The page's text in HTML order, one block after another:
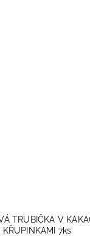
TRUBIČKA V
S JAHODOVÝMI KŘUPINKAMI 7ks